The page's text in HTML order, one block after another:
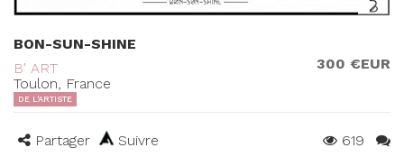
BON-SUN-SHINE
B' ART
Toulon, France
300 €EUR
DE L'ARTISTE
Partager Suivre 619